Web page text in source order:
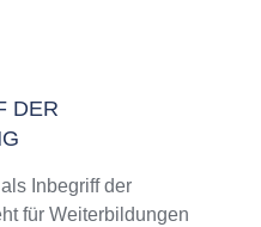
DER
Inbegriff der
für Weiterbildungen